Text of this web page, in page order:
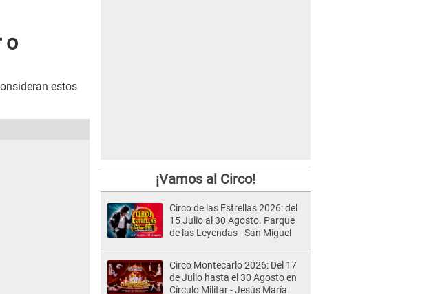
o
estos
¡Vamos al Circo!
Circo de las Estrellas 2026: del
15 Julio al 30 Agosto. Parque
de las Leyendas - San Miguel
Circo Montecarlo 2026: Del 17
de Julio hasta el 30 Agosto en
Círculo Militar - Jesús María